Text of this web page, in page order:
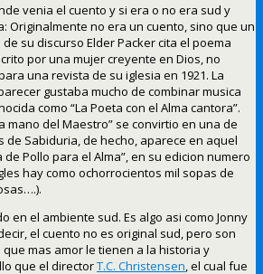
venia el cuento y si era o no era sud y
Originalmente no era un cuento, sino que un
su discurso Elder Packer cita el poema
por una mujer creyente en Dios, no
una revista de su iglesia en 1921. La
gustaba mucho de combinar musica
como “La Poeta con el Alma cantora”.
mano del Maestro” se convirtio en una de
de Sabiduria, de hecho, aparece en aquel
Pollo para el Alma”, en su edicion numero
hay como ochorrocientos mil sopas de
en el ambiente sud. Es algo asi como Jonny
el cuento no es original sud, pero son
mas amor le tienen a la historia y
que el directorT.C. Christensen, el cual fue